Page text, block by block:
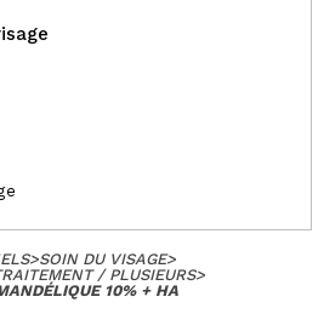
>SOIN DU VISAGE>
/ PLUSIEURS>
10% + HA